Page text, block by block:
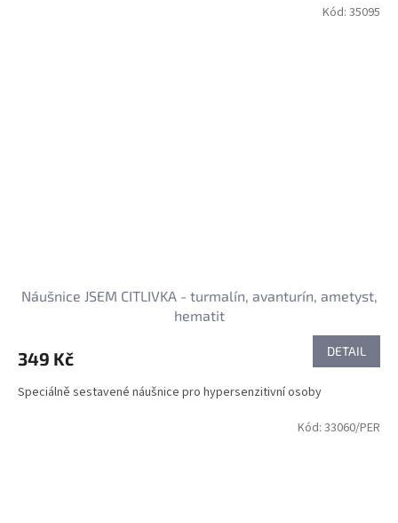
Náušnice JSEM CITLIVKA - turmalín, avanturín, ametyst,
hematit
349 Kč DETAIL
Speciálně sestavené náušnice pro hypersenzitivní osoby
Kód: 35095
Kód: 33060/PER